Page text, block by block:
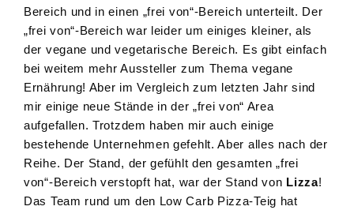
Bereich und in einen „frei von“-Bereich unterteilt. Der
„frei von“-Bereich war leider um einiges kleiner, als
der vegane und vegetarische Bereich. Es gibt einfach
bei weitem mehr Aussteller zum Thema vegane
Ernährung! Aber im Vergleich zum letzten Jahr sind
mir einige neue Stände in der „frei von“ Area
aufgefallen. Trotzdem haben mir auch einige
bestehende Unternehmen gefehlt. Aber alles nach der
Reihe. Der Stand, der gefühlt den gesamten „frei
von“-Bereich verstopft hat, war der Stand von Lizza!
Das Team rund um den Low Carb Pizza-Teig hat